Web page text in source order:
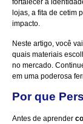
fortalecer a
lojas, a fita de cetim
impacto.
Neste artigo, você
quais materiais
no mercado.
em uma poderosa
Por que
Antes de aprender